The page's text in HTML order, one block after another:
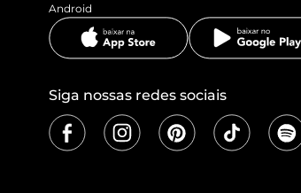
Android
Siga nossas redes sociais